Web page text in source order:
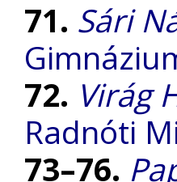
71. Sári
72. Virág
Radnóti
73–76.